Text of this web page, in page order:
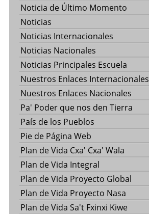
Noticia de Último Momento
Noticias
Noticias Internacionales
Noticias Nacionales
Noticias Principales Escuela
Nuestros Enlaces Internacionales
Nuestros Enlaces Nacionales
Pa' Poder que nos den Tierra
País de los Pueblos
Pie de Página Web
Plan de Vida Cxa' Cxa' Wala
Plan de Vida Integral
Plan de Vida Proyecto Global
Plan de Vida Proyecto Nasa
Plan de Vida Sa't Fxinxi Kiwe